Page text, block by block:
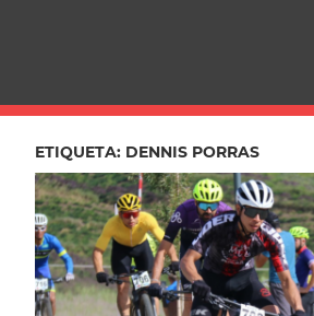
ETIQUETA: DENNIS PORRAS